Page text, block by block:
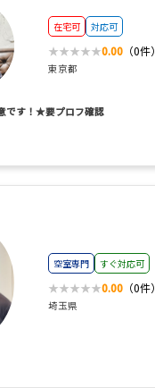
在宅可 対応可
0.00 （0件）
東京都
です！★要プロフ確認
空室専門 すぐ対応可
0.00 （0件）
埼玉県